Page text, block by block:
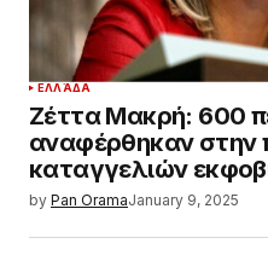
ΕΛΛΆΔΑ
Ζέττα Μακρή: 600
αναφέρθηκαν
καταγγελιών
by Pan OramaJanuary 9, 2025